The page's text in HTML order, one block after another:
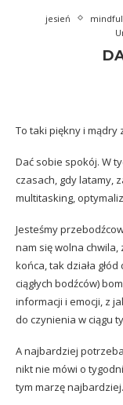
jesień
To taki piękny i mądry
Dać sobie spokój. W
czasach, gdy latamy,
multitasking,
Jesteśmy
nam się wolna chwila,
końca, tak działa
ciągłych bodźców)
informacji i emocji, z
do czynienia w ciągu
A najbardziej
nikt nie mówi o
tym marzę najbardziej.